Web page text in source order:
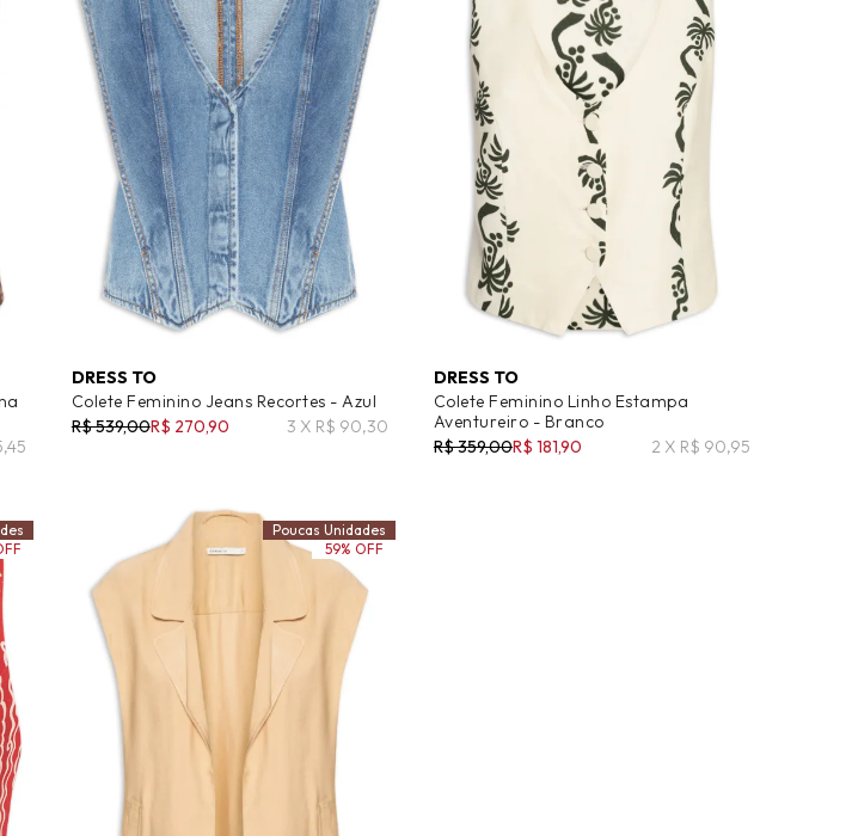
DRESS TO
Colete Feminino Jeans Recortes - Azul
R$ 539,00R$ 270,90 3 X R$ 90,30
DRESS TO
Colete Feminino Linho Estampa
Aventureiro - Branco
R$ 359,00R$ 181,90 2 X R$ 90,95
Poucas Unidades
59% OFF